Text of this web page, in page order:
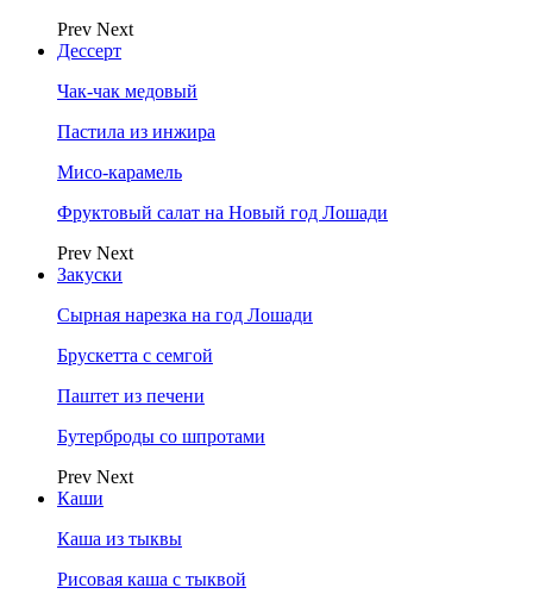
Prev Next
Дессерт
Чак-чак медовый
Пастила из инжира
Мисо-карамель
Фруктовый салат на Новый год Лошади
Prev Next
Закуски
Сырная нарезка на год Лошади
Брускетта с семгой
Паштет из печени
Бутерброды со шпротами
Prev Next
Каши
Каша из тыквы
Рисовая каша с тыквой